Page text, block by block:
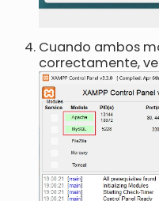
Cuando ambos
correctamente,